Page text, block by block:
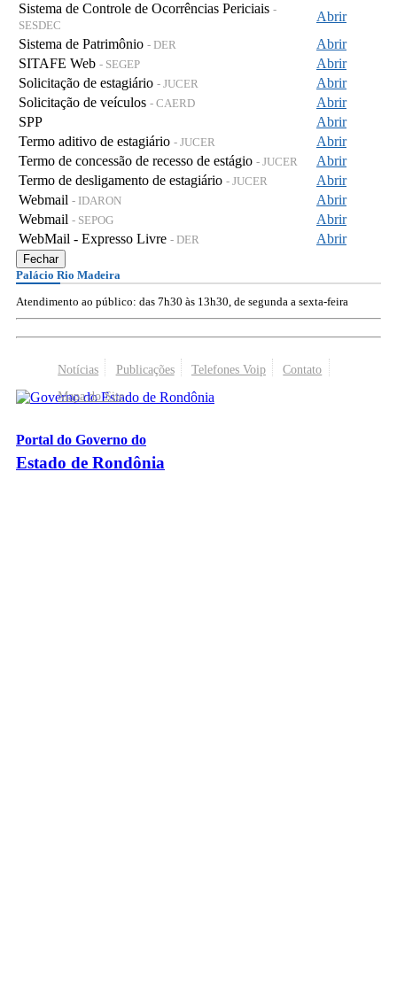
Sistema de Controle de Ocorrências Periciais -
SESDEC
Abrir
Sistema de Patrimônio - DER
Abrir
SITAFE Web - SEGEP
Abrir
Solicitação de estagiário - JUCER
Abrir
Solicitação de veículos - CAERD
Abrir
SPP
Abrir
Termo aditivo de estagiário - JUCER
Abrir
Termo de concessão de recesso de estágio - JUCER
Abrir
Termo de desligamento de estagiário - JUCER
Abrir
Webmail - IDARON
Abrir
Webmail - SEPOG
Abrir
WebMail - Expresso Livre - DER Abrir
Fechar
Palácio Rio Madeira
Atendimento ao público: das 7h30 às 13h30, de segunda a sexta-feira
Notícias Publicações Telefones Voip
Contato
Mapa do Site
Portal do Governo do
Estado de Rondônia